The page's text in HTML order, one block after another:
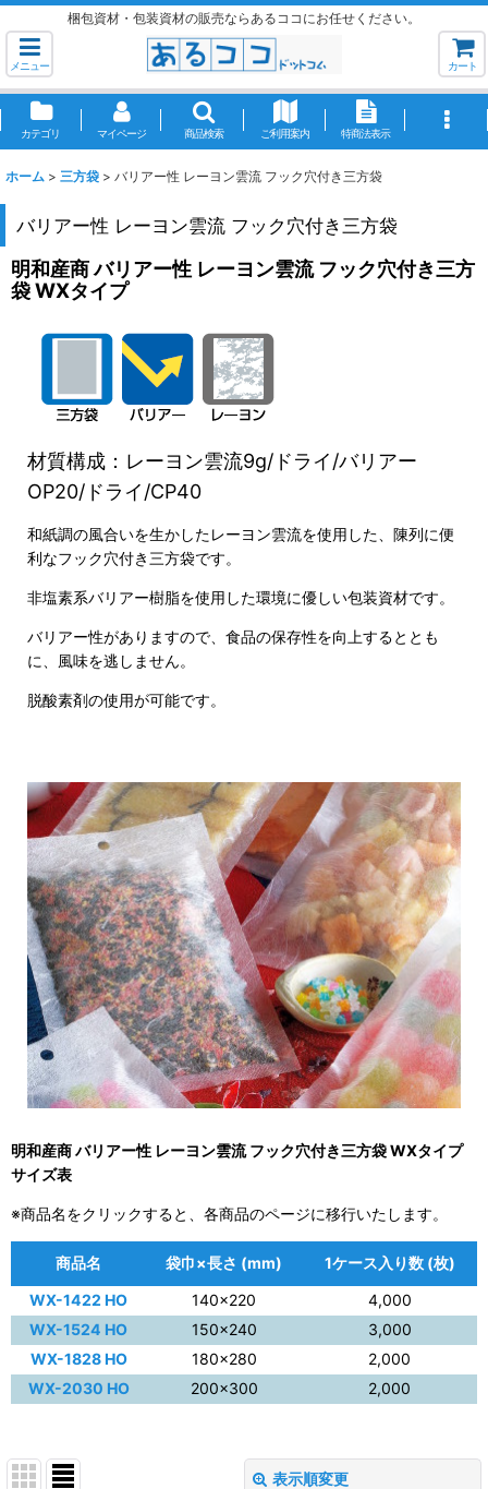
梱包資材・包装資材の販売ならあるココにお任せください。
メニュー カート
カテゴリ マイページ 商品検索 ご利用案内 特商法表示
ホーム > 三方袋 > バリアー性 レーヨン雲流 フック穴付き三方袋
バリアー性 レーヨン雲流 フック穴付き三方袋
明和産商 バリアー性 レーヨン雲流 フック穴付き三方
袋 WXタイプ
材質構成：レーヨン雲流9g/ドライ/バリアー
OP20/ドライ/CP40
和紙調の風合いを生かしたレーヨン雲流を使用した、陳列に便
利なフック穴付き三方袋です。
非塩素系バリアー樹脂を使用した環境に優しい包装資材です。
バリアー性がありますので、食品の保存性を向上するととも
に、風味を逃しません。
脱酸素剤の使用が可能です。
明和産商 バリアー性 レーヨン雲流 フック穴付き三方袋 WXタイプ
サイズ表
※商品名をクリックすると、各商品のページに移行いたします。
商品名 袋巾×長さ (mm)
1ケース入り数 (枚)
WX-1422 HO
140×220
4,000
WX-1524 HO
150×240
3,000
WX-1828 HO
180×280
2,000
WX-2030 HO
200×300 2,000
表示順変更